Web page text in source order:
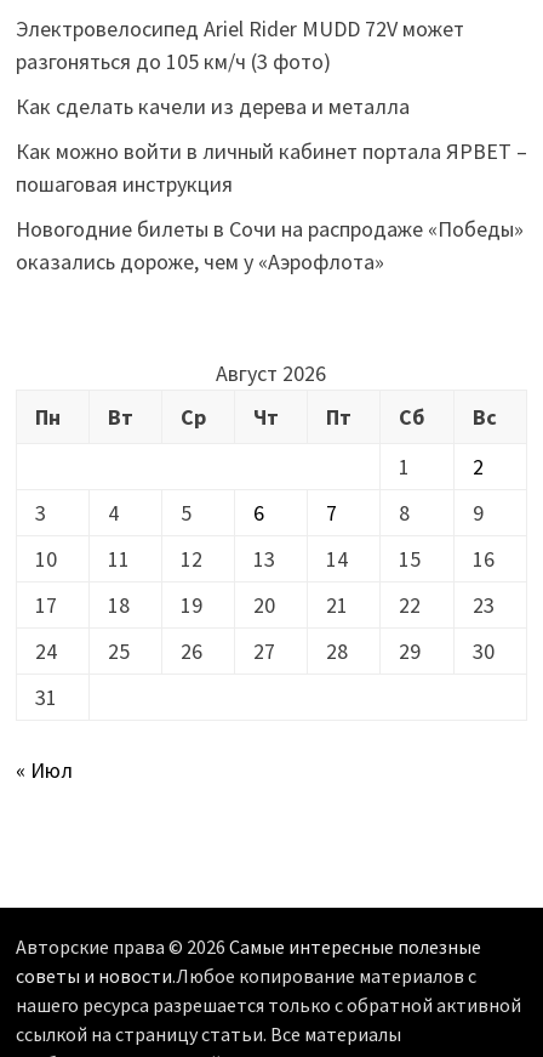
Электровелосипед Ariel Rider MUDD 72V может
разгоняться до 105 км/ч (3 фото)
Как сделать качели из дерева и металла
Как можно войти в личный кабинет портала ЯРВЕТ –
пошаговая инструкция
Новогодние билеты в Сочи на распродаже «Победы»
оказались дороже, чем у «Аэрофлота»
Август 2026
Пн
Вт Ср Чт Пт Сб
Вс
1
2
3
4 5 6 7 8
9
10
11 12 13 14 15
16
17
18 19 20 21 22
23
24
25 26 27 28 29
30
31
« Июл
Авторские права © 2026 Самые интересные полезные
советы и новости.Любое копирование материалов с
нашего ресурса разрешается только с обратной активной
ссылкой на страницу статьи. Все материалы